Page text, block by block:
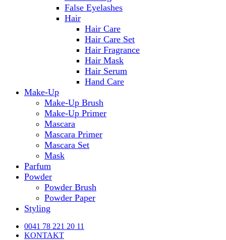
False Eyelashes
Hair
Hair Care
Hair Care Set
Hair Fragrance
Hair Mask
Hair Serum
Hand Care
Make-Up
Make-Up Brush
Make-Up Primer
Mascara
Mascara Primer
Mascara Set
Mask
Parfum
Powder
Powder Brush
Powder Paper
Styling
0041 78 221 20 11
KONTAKT